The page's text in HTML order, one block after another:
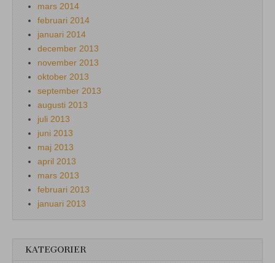
mars 2014
februari 2014
januari 2014
december 2013
november 2013
oktober 2013
september 2013
augusti 2013
juli 2013
juni 2013
maj 2013
april 2013
mars 2013
februari 2013
januari 2013
KATEGORIER